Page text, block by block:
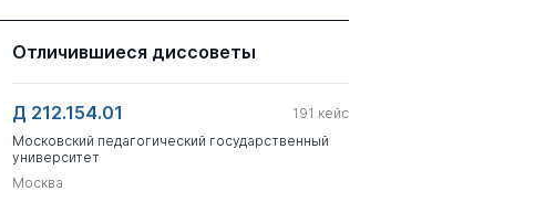
Отличившиеся диссоветы
Д 212.154.01 191 кейс
Московский педагогический государственный
университет
Москва